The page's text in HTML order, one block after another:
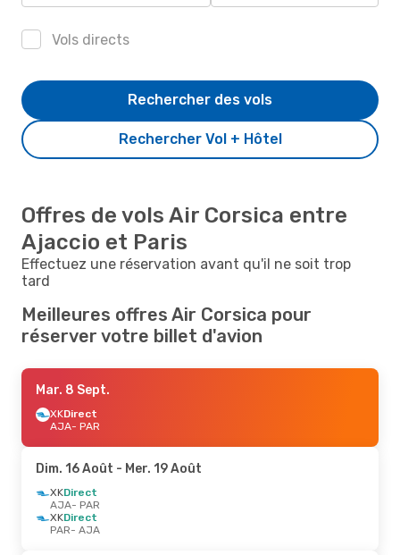
Vols directs
Rechercher Vol + Hôtel
Rechercher des vols
Offres de vols Air Corsica entre
Ajaccio et Paris
Effectuez une réservation avant qu'il ne soit trop
tard
Meilleures offres Air Corsica pour
réserver votre billet d'avion
Mar. 8 Sept.
XKDirect
AJA- PAR
Dim. 16 Août - Mer. 19 Août
XKDirect
AJA- PAR
XKDirect
PAR- AJA